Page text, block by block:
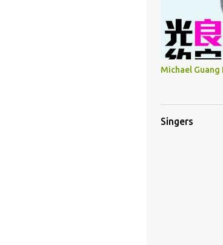
Michael Guang
Singers